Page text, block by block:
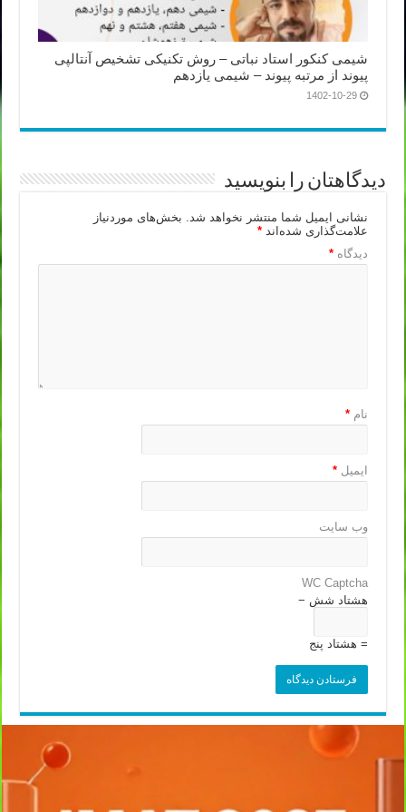
شیمی کنکور استاد نباتی – روش تکنیکی تشخیص آنتالپی
پیوند از مرتبه پیوند – شیمی یازدهم
1402-10-29
دیدگاهتان را بنویسید
نشانی ایمیل شما منتشر نخواهد شد. بخش‌های موردنیاز
علامت‌گذاری شده‌اند*
دیدگاه*
نام*
ایمیل*
وب‌ سایت
WC Captcha
هشتاد شش −
= هشتاد پنج